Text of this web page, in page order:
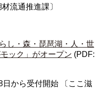
流通推進課〕
し・森・琵琶湖・人・世
ック」がオープン (PDF:
日から受付開始 〔ここ滋